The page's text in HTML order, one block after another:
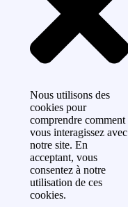
Nous utilisons des
cookies pour
comprendre comment
vous interagissez avec
notre site. En
acceptant, vous
consentez à notre
utilisation de ces
cookies.